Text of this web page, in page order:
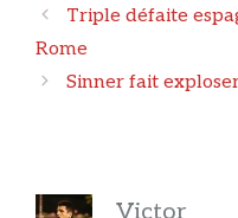
Navigation
des
articles
Triple défaite
Rome
Sinner fait
Victor